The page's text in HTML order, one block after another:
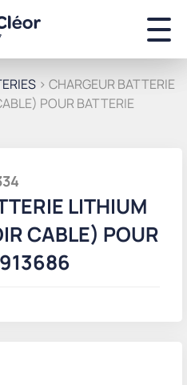
> CHARGEUR BATTERIE
POUR BATTERIE
LITHIUM
CABLE) POUR